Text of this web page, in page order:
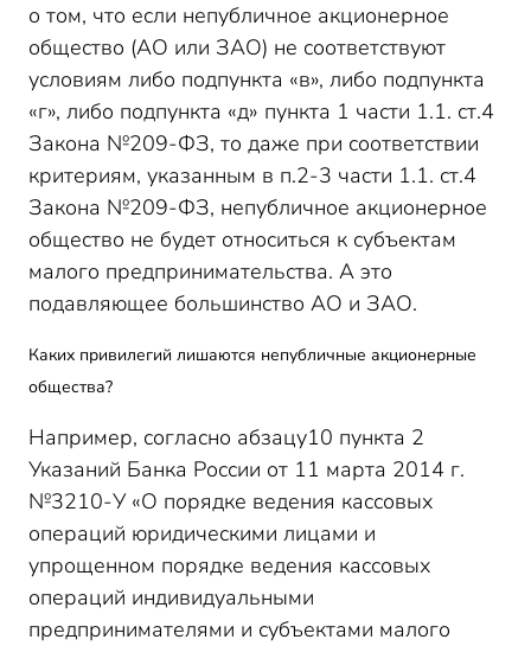
о том, что если непубличное акционерное
общество (АО или ЗАО) не соответствуют
условиям либо подпункта «в», либо подпункта
«г», либо подпункта «д» пункта 1 части 1.1. ст.4
Закона №209-ФЗ, то даже при соответствии
критериям, указанным в п.2-3 части 1.1. ст.4
Закона №209-ФЗ, непубличное акционерное
общество не будет относиться к субъектам
малого предпринимательства. А это
подавляющее большинство АО и ЗАО.
Каких привилегий лишаются непубличные акционерные
общества?
Например, согласно абзацу10 пункта 2
Указаний Банка России от 11 марта 2014 г.
№3210-У «О порядке ведения кассовых
операций юридическими лицами и
упрощенном порядке ведения кассовых
операций индивидуальными
предпринимателями и субъектами малого